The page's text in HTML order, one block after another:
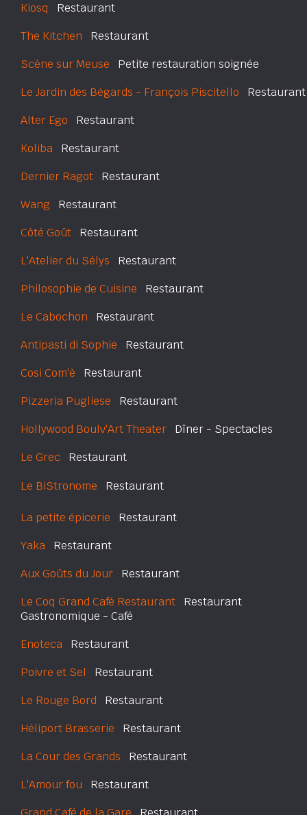
Kiosq Restaurant
The Kitchen Restaurant
Scène sur Meuse Petite restauration soignée
Le Jardin des Bégards - François Piscitello Restaurant
Alter Ego Restaurant
Koliba Restaurant
Dernier Ragot Restaurant
Wang Restaurant
Côté Goût Restaurant
L'Atelier du Sélys Restaurant
Philosophie de Cuisine Restaurant
Le Cabochon Restaurant
Antipasti di Sophie Restaurant
Cosi Com'è Restaurant
Pizzeria Pugliese Restaurant
Hollywood Boulv'Art Theater Dîner - Spectacles
Le Grec Restaurant
Le BiStronome Restaurant
La petite épicerie Restaurant
Yaka Restaurant
Aux Goûts du Jour Restaurant
Le Coq Grand Café Restaurant Restaurant
Gastronomique - Café
Enoteca Restaurant
Poivre et Sel Restaurant
Le Rouge Bord Restaurant
Héliport Brasserie Restaurant
La Cour des Grands Restaurant
L'Amour fou Restaurant